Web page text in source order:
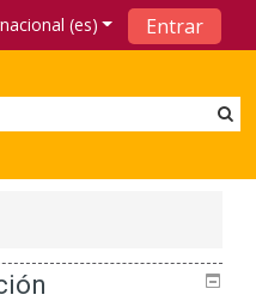
‎(es)‎ Entrar